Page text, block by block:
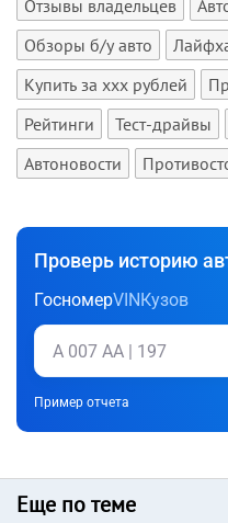
Отзывы владельцев
Обзоры б/у авто
Купить за xxx рублей
Рейтинги
Тест-драйвы
Автоновости
Проверь историю
ГосномерVINКузов
Пример отчета
Еще по теме